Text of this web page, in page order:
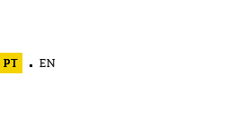
PT EN